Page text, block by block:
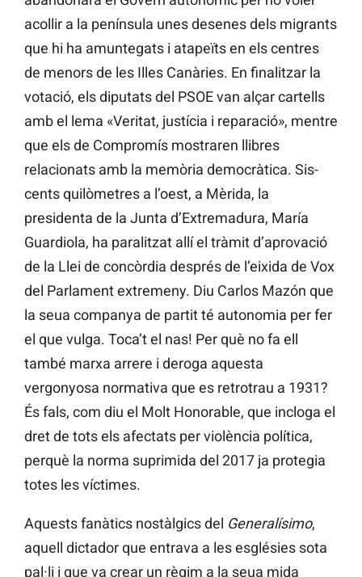
acollir a la península unes desenes dels migrants
que hi ha amuntegats i atapeïts en els centres
de menors de les Illes Canàries. En finalitzar la
votació, els diputats del PSOE van alçar cartells
amb el lema «Veritat, justícia i reparació», mentre
que els de Compromís mostraren llibres
relacionats amb la memòria democràtica. Sis-
cents quilòmetres a l’oest, a Mèrida, la
presidenta de la Junta d’Extremadura, María
Guardiola, ha paralitzat allí el tràmit d’aprovació
de la Llei de concòrdia després de l’eixida de Vox
del Parlament extremeny. Diu Carlos Mazón que
la seua companya de partit té autonomia per fer
el que vulga. Toca’t el nas! Per què no fa ell
també marxa arrere i deroga aquesta
vergonyosa normativa que es retrotrau a 1931?
És fals, com diu el Molt Honorable, que incloga el
dret de tots els afectats per violència política,
perquè la norma suprimida del 2017 ja protegia
totes les víctimes.
Aquests fanàtics nostàlgics del Generalísimo,
aquell dictador que entrava a les esglésies sota
pal·li i que va crear un règim a la seua mida